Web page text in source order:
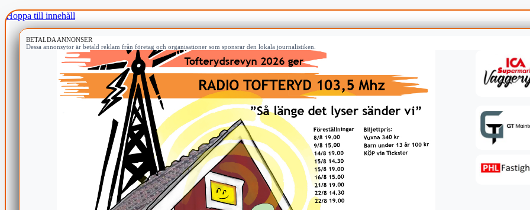
Hoppa till innehåll
BETALDA ANNONSER
Dessa annonsytor är betald reklam från företag och organisationer som sponsrar den lokala journalistiken.